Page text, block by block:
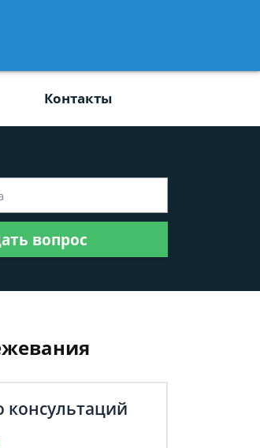
Контакты
вопрос
консультаций